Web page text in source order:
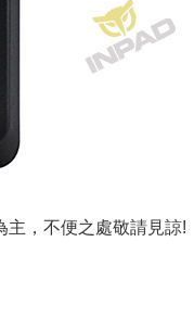
，不便之處敬請見諒!